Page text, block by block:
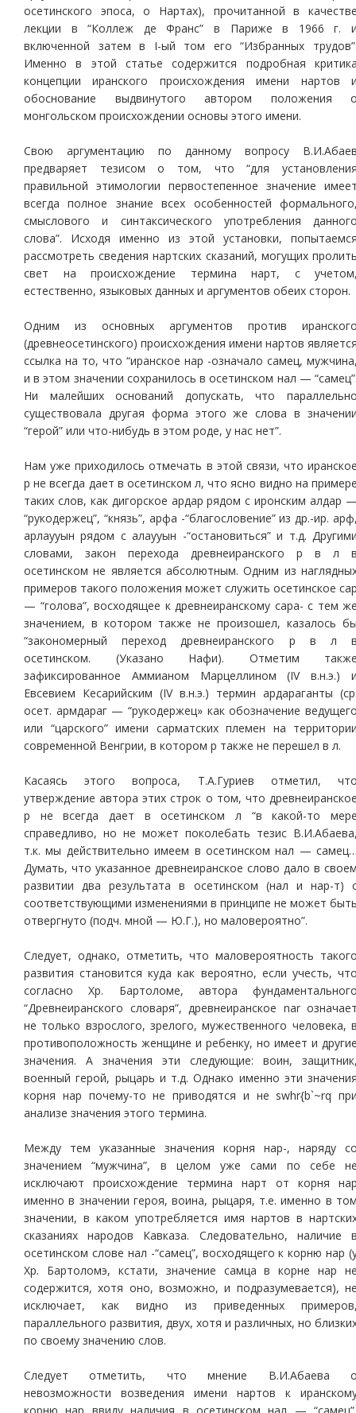
осетинского эпоса, о Нартах), прочитанной в
лекции в “Коллеж де Франс” в Париже в 1966 г.
включенной затем в I-ый том его “Избранных
Именно в этой статье содержится подробная
концепции иранского происхождения имени нартов
обоснование выдвинутого автором положения
монгольском происхождении основы этого имени.
Свою аргументацию по данному вопросу
предваряет тезисом о том, что “для
правильной этимологии первостепенное значение
всегда полное знание всех особенностей
смыслового и синтаксического употребления
слова”. Исходя именно из этой установки,
рассмотреть сведения нартских сказаний, могущих
свет на происхождение термина нарт, с
естественно, языковых данных и аргументов обеих сторон.
Одним из основных аргументов против
(древнеосетинского) происхождения имени нартов
ссылка на то, что “иранское нар -означало самец,
и в этом значении сохранилось в осетинском нал —
Ни малейших оснований допускать, что
существовала другая форма этого же слова в
“герой” или что-нибудь в этом роде, у нас нет”.
Нам уже приходилось отмечать в этой связи, что
р не всегда дает в осетинском л, что ясно видно на
таких слов, как дигорское ардар рядом с иронским алдар
“рукодержец”, “князь”, арфа -“благословение” из др.-ир.
арлаууын рядом с алаууын -“остановиться” и т.д.
словами, закон перехода древнеиранского р в л
осетинском не является абсолютным. Одним из
примеров такого положения может служить осетинское
— “голова”, восходящее к древнеиранскому сара- с тем
значением, в котором также не произошел, казалось
“закономерный переход древнеиранского р в л
осетинском. (Указано Нафи). Отметим
зафиксированное Аммианом Марцеллином (IV в.н.э.)
Евсевием Кесарийским (IV в.н.э.) термин ардараганты
осет. армдараг — “рукодержец» как обозначение
или “царского” имени сарматских племен на
современной Венгрии, в котором р также не перешел в л.
Касаясь этого вопроса, Т.А.Гуриев отметил,
утверждение автора этих строк о том, что
р не всегда дает в осетинском л “в какой-то
справедливо, но не может поколебать тезис
т.к. мы действительно имеем в осетинском нал —
Думать, что указанное древнеиранское слово дало в
развитии два результата в осетинском (нал и нар-т)
соответствующими изменениями в принципе не может
отвергнуто (подч. мной — Ю.Г.), но маловероятно”.
Следует, однако, отметить, что маловероятность
развития становится куда как вероятно, если учесть,
согласно Хр. Бартоломе, автора
“Древнеиранского словаря”, древнеиранское nar
не только взрослого, зрелого, мужественного человека,
противоположность женщине и ребенку, но имеет и
значения. А значения эти следующие: воин,
военный герой, рыцарь и т.д. Однако именно эти
корня нар почему-то не приводятся и не swhr{b`~rq
анализе значения этого термина.
Между тем указанные значения корня нар-, наряду
значением “мужчина”, в целом уже сами по себе
исключают происхождение термина нарт от корня
именно в значении героя, воина, рыцаря, т.е. именно в
значении, в каком употребляется имя нартов в
сказаниях народов Кавказа. Следовательно, наличие
осетинском слове нал -“самец”, восходящего к корню нар
Хр. Бартоломэ, кстати, значение самца в корне нар
содержится, хотя оно, возможно, и подразумевается),
исключает, как видно из приведенных
параллельного развития, двух, хотя и различных, но
по своему значению слов.
Следует отметить, что мнение В.И.Абаева
невозможности возведения имени нартов к